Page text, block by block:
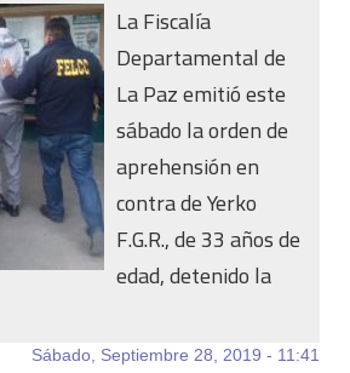
La Fiscalía
Departamental de
La Paz emitió este
sábado la orden de
aprehensión en
contra de Yerko
F.G.R., de 33 años de
edad, detenido la
Sábado, Septiembre 28, 2019 - 11:41